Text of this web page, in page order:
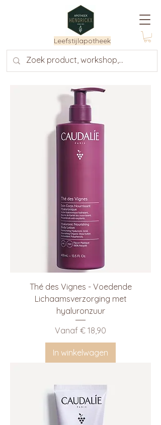
Leefstijlapotheek
Thé des Vignes - Voedende
Lichaamsverzorging met
hyaluronzuur
Vanaf € 18,90
Verkoopprijs
In winkelwagen